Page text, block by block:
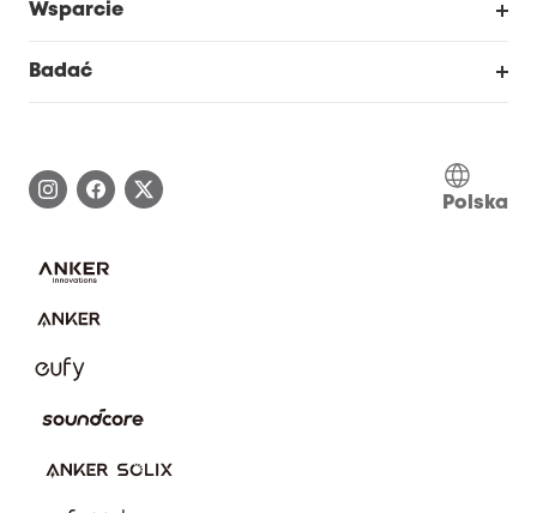
Nagrody Myeufy
Wsparcie
Zgłoś lukę w zabezpieczeniach
Pobierz e-podręcznik
Anuluj zamówienie
Badać
Społeczność Bezpieczeństwa Eufy
Społeczność Eufy Clean
Zniżka studencka
Zniżka dla młodzieży (15–25 lat)
Zniżka dla seniorów (60+)
Polska